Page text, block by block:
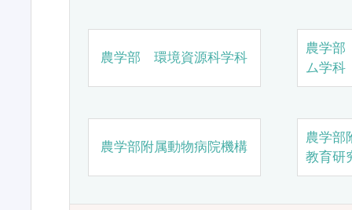
農学部 環境資源科学科
農学
ム学科
農学部附属動物病院機構
農学部
教育研